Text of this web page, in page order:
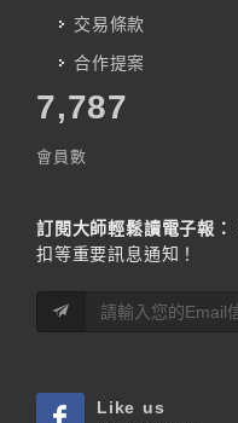
交易條款
合作提案
7,787
會員數
訂閱大師輕鬆讀電子報：
扣等重要訊息通知！
Like us